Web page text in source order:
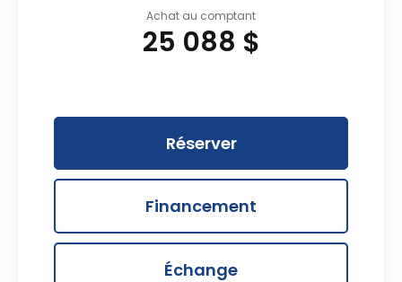
Achat au comptant
25 088 $
Réserver
Financement
Échange